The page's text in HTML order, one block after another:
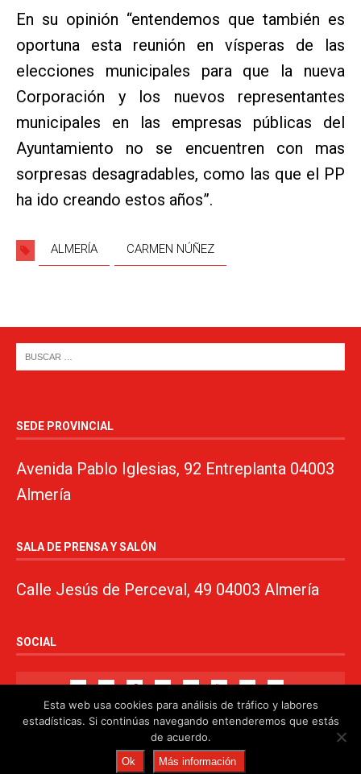
En su opinión “entendemos que también es
oportuna esta reunión en vísperas de las
elecciones municipales para que la nueva
Corporación y los nuevos representantes
municipales en las empresas públicas del
Ayuntamiento no se encuentren con mas
sorpresas desagradables, como las que el PP
ha ido creando estos años”.
ALMERÍA CARMEN NÚÑEZ
SEDE PROVINCIAL
Avenida Pablo Iglesias, 92 Entreplanta 04003
Almería
SALA DE PRENSA Y SALÓN
Calle Jesús de Perceval, 49 04003 Almería
SOCIAL
© 2024. PSOE de Almería · 950750000 ·www.psoealmeria.com
Esta web usa cookies para análisis de tráfico y labores
estadísticas. Si continúas navegando entenderemos que estás
de acuerdo.
Ok Más información